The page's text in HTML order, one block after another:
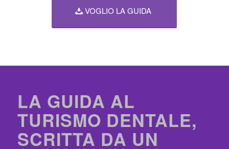
VOGLIO LA GUIDA
LA GUIDA AL
TURISMO DENTALE,
SCRITTA DA UN